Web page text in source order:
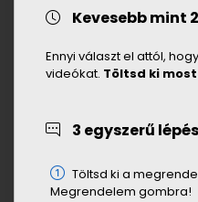
Kevesebb mint
Ennyi választ el attól,
videókat. Töltsd ki
3 egyszerű lépés
Töltsd ki a
Megrendelem gombra!